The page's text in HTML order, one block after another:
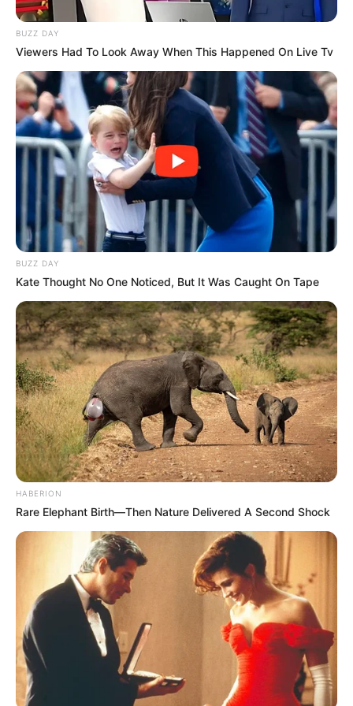
BUZZ DAY
Viewers Had To Look Away When This Happened On Live Tv
BUZZ DAY
Kate Thought No One Noticed, But It Was Caught On Tape
HABERION
Rare Elephant Birth—Then Nature Delivered A Second Shock